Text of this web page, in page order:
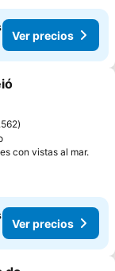
Ver precios
con vistas al mar.
Ver precios